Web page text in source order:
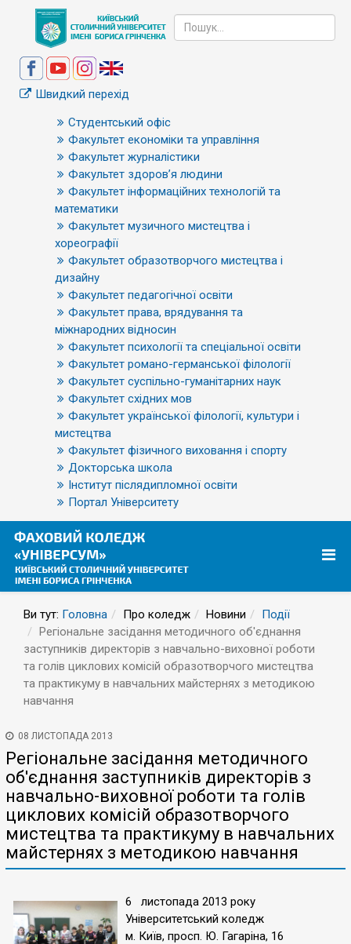
Швидкий перехід
Студентський офіс
Факультет економіки та управління
Факультет журналістики
Факультет здоров’я людини
Факультет інформаційних технологій та
математики
Факультет музичного мистецтва і
хореографії
Факультет образотворчого мистецтва і
дизайну
Факультет педагогічної освіти
Факультет права, врядування та
міжнародних відносин
Факультет психології та спеціальної освіти
Факультет романо-германської філології
Факультет суспільно-гуманітарних наук
Факультет східних мов
Факультет української філології, культури і
мистецтва
Факультет фізичного виховання і спорту
Докторська школа
Інститут післядипломної освіти
Портал Університету
Ви тут: Головна Про коледж Новини
Події
Регіональне засідання методичного об'єднання
заступників директорів з навчально-виховної роботи
та голів циклових комісій образотворчого мистецтва
та практикуму в навчальних майстернях з методикою
навчання
08 ЛИСТОПАДА 2013
Регіональне засідання методичного
об'єднання заступників директорів з
навчально-виховної роботи та голів
циклових комісій образотворчого
мистецтва та практикуму в навчальних
майстернях з методикою навчання
6 листопада 2013 року
Університетський коледж
м. Київ, просп. Ю. Гагаріна, 16